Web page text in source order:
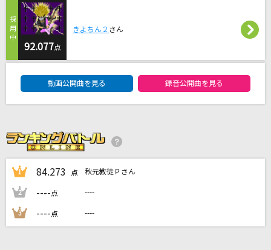
ずっと真夜中でいいのに。
[生音]愛着
[生音]Wherever you are
ONE OK ROCK
[生音]しなやかに歌って
山口百恵
ヒーロー(Holding Out For a Hero)
麻倉未稀
青春病
92.077点
きよちん２ さん
動画公開曲を見る 録音公開曲を見る
1 84.273 点 秋元教徒Ｐさん
2 ----点 ----
3 ----点 ----